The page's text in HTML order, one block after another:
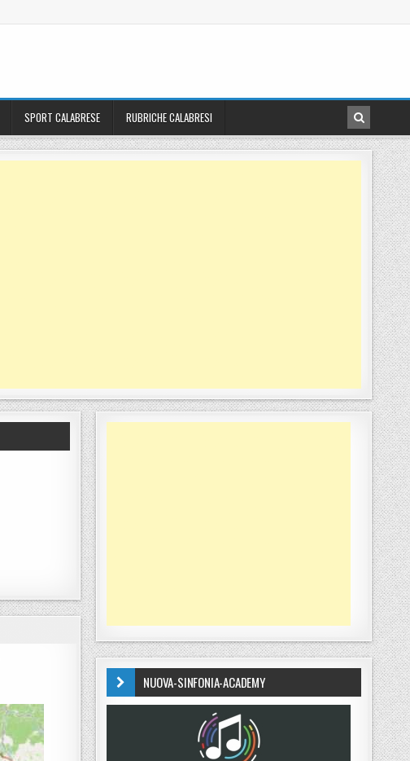
SPORT CALABRESE RUBRICHE CALABRESI
NUOVA-SINFONIA-ACADEMY